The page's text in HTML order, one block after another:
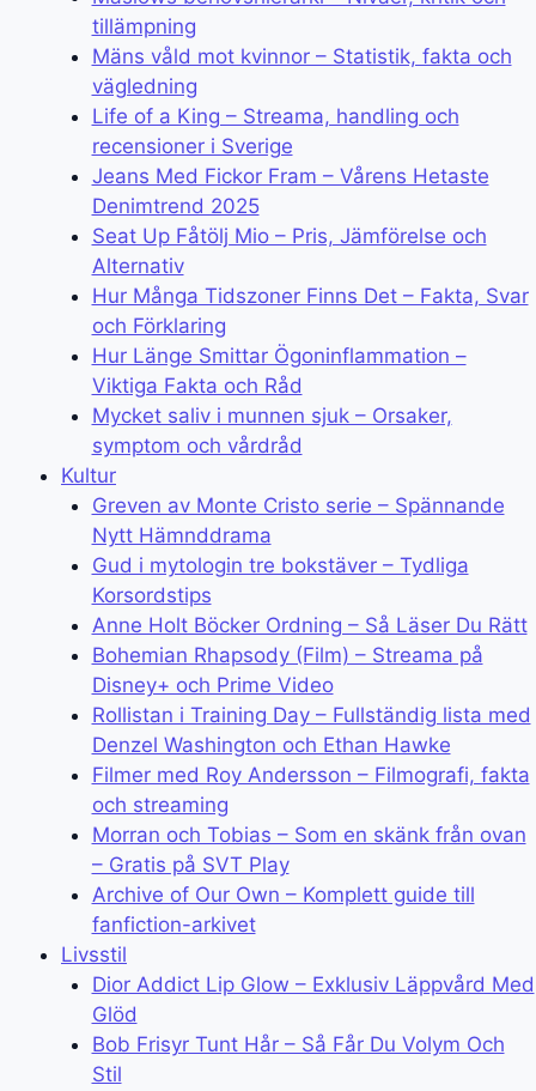
tillämpning
Mäns våld mot kvinnor – Statistik, fakta och
vägledning
Life of a King – Streama, handling och
recensioner i Sverige
Jeans Med Fickor Fram – Vårens Hetaste
Denimtrend 2025
Seat Up Fåtölj Mio – Pris, Jämförelse och
Alternativ
Hur Många Tidszoner Finns Det – Fakta, Svar
och Förklaring
Hur Länge Smittar Ögoninflammation –
Viktiga Fakta och Råd
Mycket saliv i munnen sjuk – Orsaker,
symptom och vårdråd
Kultur
Greven av Monte Cristo serie – Spännande
Nytt Hämnddrama
Gud i mytologin tre bokstäver – Tydliga
Korsordstips
Anne Holt Böcker Ordning – Så Läser Du Rätt
Bohemian Rhapsody (Film) – Streama på
Disney+ och Prime Video
Rollistan i Training Day – Fullständig lista med
Denzel Washington och Ethan Hawke
Filmer med Roy Andersson – Filmografi, fakta
och streaming
Morran och Tobias – Som en skänk från ovan
– Gratis på SVT Play
Archive of Our Own – Komplett guide till
fanfiction-arkivet
Livsstil
Dior Addict Lip Glow – Exklusiv Läppvård Med
Glöd
Bob Frisyr Tunt Hår – Så Får Du Volym Och
Stil